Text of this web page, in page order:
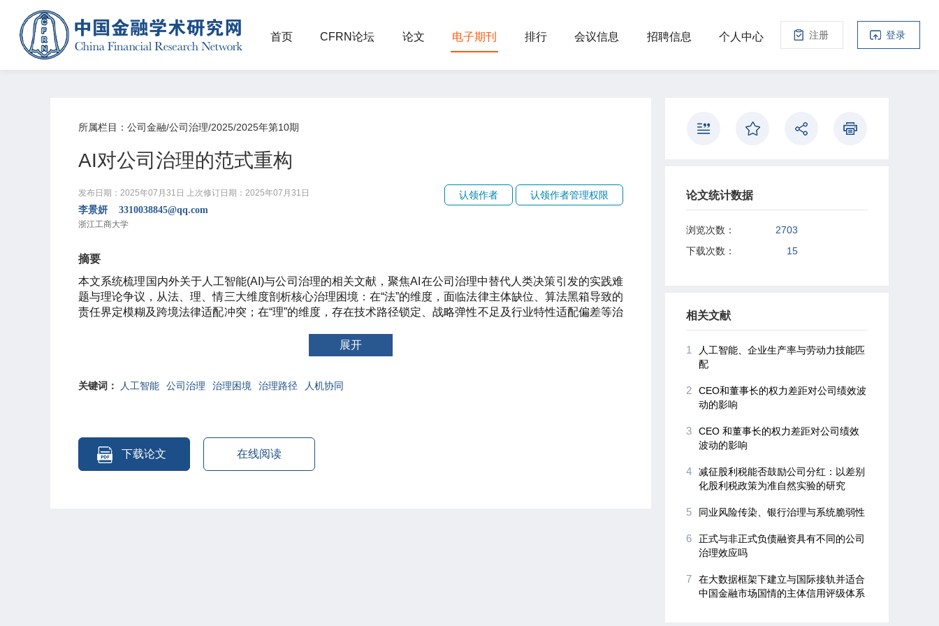
注册 登录
首页 CFRN论坛 论文 电子期刊 排行 会议信息 招聘信息 个人中心
所属栏目：公司金融/公司治理/2025/2025年第10期
AI对公司治理的范式重构
认领作者 认领作者管理权限
发布日期：2025年07月31日 上次修订日期：2025年07月31日
李景妍 3310038845@qq.com
浙江工商大学
摘要
本文系统梳理国内外关于人工智能(AI)与公司治理的相关文献，聚焦AI在公司治理中替代人类决策引发的实践难
题与理论争议，从法、理、情三大维度剖析核心治理困境：在“法”的维度，面临法律主体缺位、算法黑箱导致的
责任界定模糊及跨境法律适配冲突；在“理”的维度，存在技术路径锁定、战略弹性不足及行业特性适配偏差等治
情感缺失)。基于上述困境，本文针对性提出破局路径：法理层面构建“AI守住合规底线”的制度体系，战略层面
确立“人主导下的AI辅助”实施路径，伦理层面明确“人引领AI”的价值准则，为AI与公司治理的深度融合提供兼具
展开
关键词： 人工智能 公司治理 治理困境 治理路径 人机协同
下载论文 在线阅读
论文统计数据
浏览次数：
2703
下载次数：
15
相关文献
1
人工智能、企业生产率与劳动力技能匹
配
2
CEO和董事长的权力差距对公司绩效波
动的影响
3
CEO 和董事长的权力差距对公司绩效
波动的影响
4
减征股利税能否鼓励公司分红：以差别
化股利税政策为准自然实验的研究
5 同业风险传染、银行治理与系统脆弱性
6
正式与非正式负债融资具有不同的公司
治理效应吗
7
在大数据框架下建立与国际接轨并适合
中国金融市场国情的主体信用评级体系